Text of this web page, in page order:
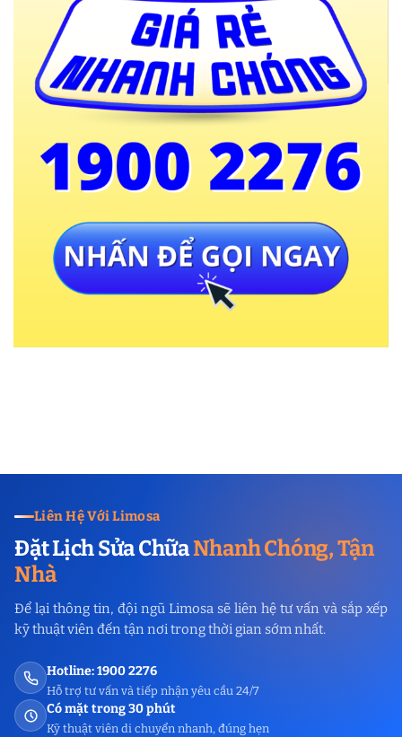
Liên Hệ Với Limosa
Đặt Lịch Sửa ChữaNhanh Chóng, Tận
Nhà
Để lại thông tin, đội ngũ Limosa sẽ liên hệ tư vấn và sắp xếp
kỹ thuật viên đến tận nơi trong thời gian sớm nhất.
Hotline: 1900 2276
Hỗ trợ tư vấn và tiếp nhận yêu cầu 24/7
Có mặt trong 30 phút
Kỹ thuật viên di chuyển nhanh, đúng hẹn